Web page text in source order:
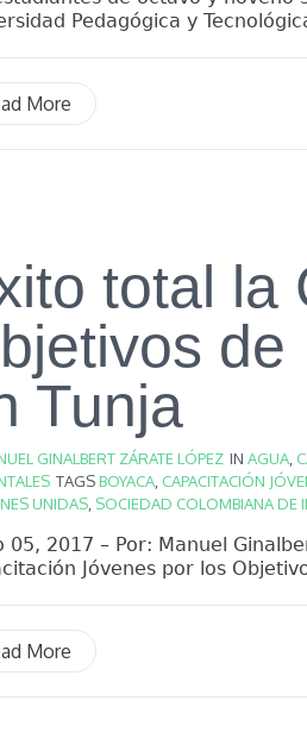
Pedagógica y
More
total la
de
Tunja
GINALBERT ZÁRATE LÓPEZ IN AGUA
TAGSBOYACA CAPACITACIÓN
UNIDAS SOCIEDAD COLOMBIANA DE
05, 2017 – Por: Manuel
Jóvenes por los
More